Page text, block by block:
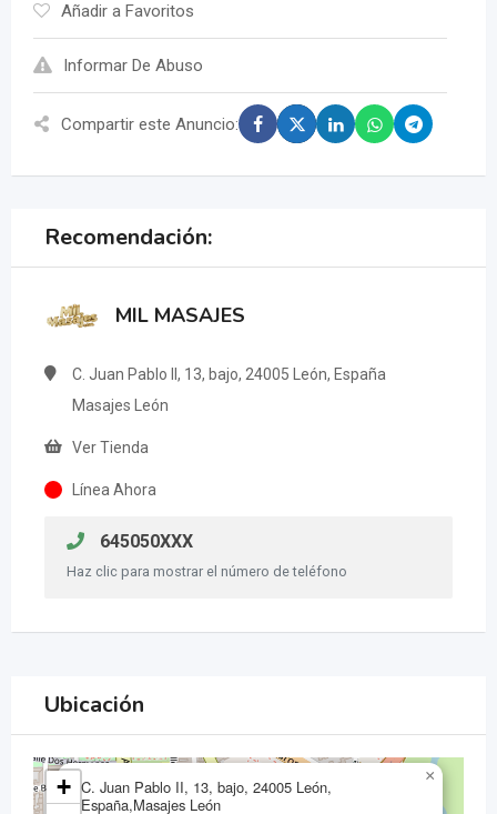
Añadir a Favoritos
Informar De Abuso
Compartir este Anuncio:
Recomendación:
MIL MASAJES
C. Juan Pablo II, 13, bajo, 24005 León, España
Masajes León
Ver Tienda
Línea Ahora
645050XXX
Haz clic para mostrar el número de teléfono
Ubicación
C. Juan Pablo II, 13, bajo, 24005 León,
España,Masajes León
×
+